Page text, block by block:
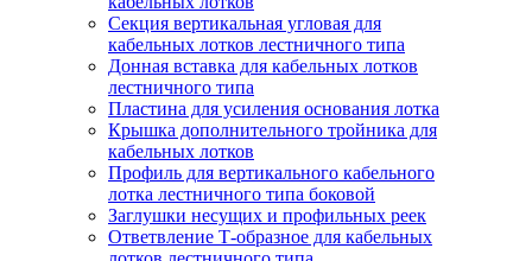
Секция вертикальная угловая для
кабельных лотков лестничного типа
Донная вставка для кабельных лотков
лестничного типа
Пластина для усиления основания лотка
Крышка дополнительного тройника для
кабельных лотков
Профиль для вертикального кабельного
лотка лестничного типа боковой
Заглушки несущих и профильных реек
Ответвление Т-образное для кабельных